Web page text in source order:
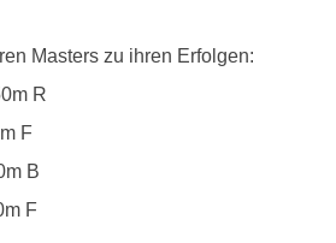
Masters zu ihren Erfolgen:
R
F
B
F